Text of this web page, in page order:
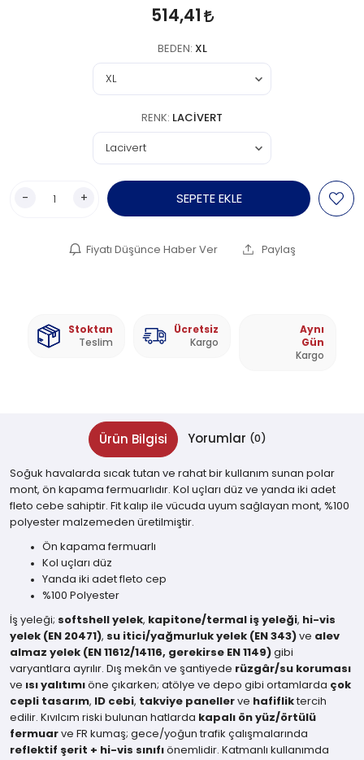
514,41
BEDEN: XL
RENK: LACIVERT
- + SEPETE EKLE
Fiyatı Düşünce Haber Ver Paylaş
Stoktan
Teslim
Ücretsiz
Kargo
Aynı
Gün
Kargo
Ürün Bilgisi Yorumlar (0)
Soğuk havalarda sıcak tutan ve rahat bir kullanım sunan polar
mont, ön kapama fermuarlıdır. Kol uçları düz ve yanda iki adet
fleto cebe sahiptir. Fit kalıp ile vücuda uyum sağlayan mont, %100
polyester malzemeden üretilmiştir.
Ön kapama fermuarlı
Kol uçları düz
Yanda iki adet fleto cep
%100 Polyester
İş yeleği; softshell yelek, kapitone/termal iş yeleği, hi-vis
yelek (EN 20471), su itici/yağmurluk yelek (EN 343) ve alev
almaz yelek (EN 11612/14116, gerekirse EN 1149) gibi
varyantlara ayrılır. Dış mekân ve şantiyede rüzgâr/su koruması
ve ısı yalıtımı öne çıkarken; atölye ve depo gibi ortamlarda çok
cepli tasarım, ID cebi, takviye paneller ve hafifliktercih
edilir. Kıvılcım riski bulunan hatlarda kapalı ön yüz/örtülü
fermuar ve FR kumaş; gece/yoğun trafik çalışmalarında
reflektif şerit + hi-vis sınıfı önemlidir. Katmanlı kullanımda